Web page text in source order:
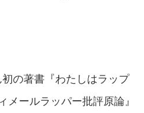
の著書『わたしはラップ
ールラッパー批評原論』